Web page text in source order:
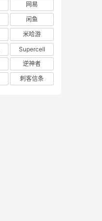
网易
闲鱼
米哈游
Supercell
逆神者
刺客信条